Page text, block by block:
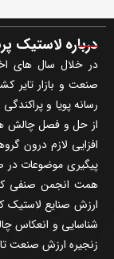
درباره لاستیک
در خلال سال های
صنعت و بازار تایر
رسانه پویا و
از حل و فصل چالش
افزایی لازم درون
پیگیری موضوعات در
همت انجمن صنفی
ارزش صنایع لاستیک
شناسایی و انعکاس
زنجیره ارزش صنعت